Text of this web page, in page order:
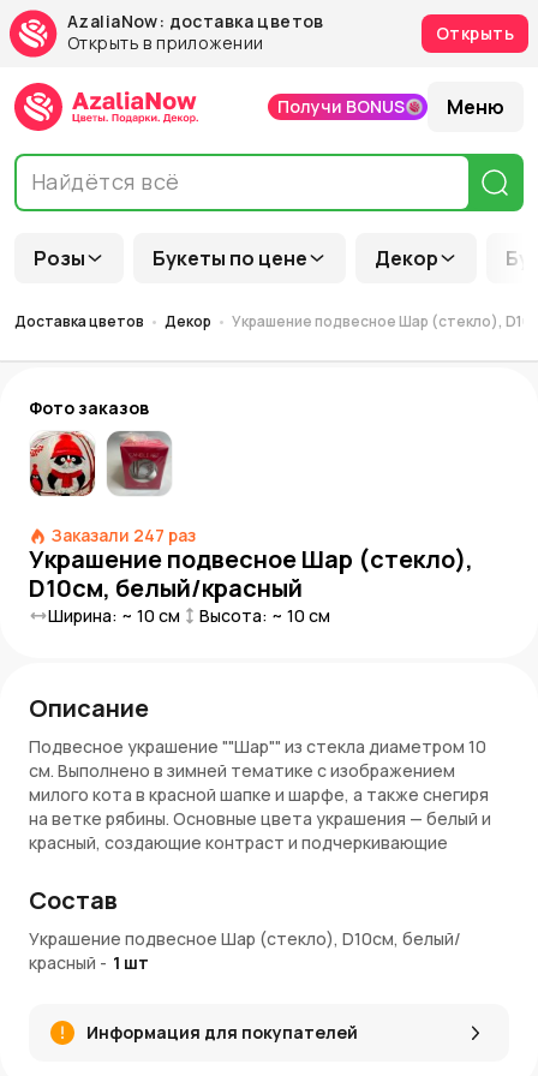
AzaliaNow: доставка цветов
Открыть в приложении
Открыть
Розы Букеты по цене Декор
Получи BONUS Меню
Доставка цветов Декор Украшение подвесное Шар (стекло),
Фото заказов
Заказали 247 раз
Украшение подвесное Шар (стекло),
D10см, белый/красный
Ширина: ~ 10 см Высота: ~ 10 см
Описание
Подвесное украшение ""Шар"" из стекла диаметром 10
см. Выполнено в зимней тематике с изображением
милого кота в красной шапке и шарфе, а также снегиря
на ветке рябины. Основные цвета украшения — белый и
красный, создающие контраст и подчеркивающие
Материалы и особенности
Основной материал: стекло.
Ручная роспись: детальная проработка изображения.
и черного.
Размер: диаметр 10 см.
Состав
Украшение подвесное Шар (стекло), D10см, белый/
красный - 1 шт
Информация для покупателей